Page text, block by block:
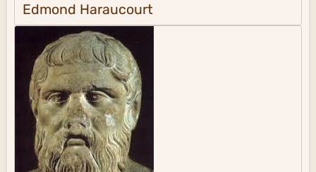
Edmond Haraucourt